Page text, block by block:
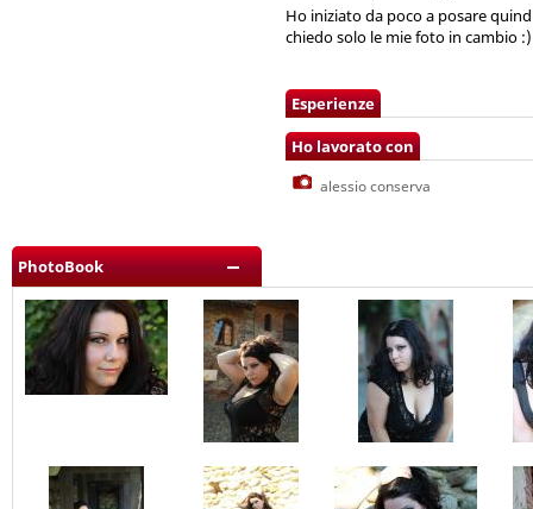
Ho iniziato da poco a posare
chiedo solo le mie foto in cambio :)
Esperienze
Ho lavorato con
alessio conserva
PhotoBook